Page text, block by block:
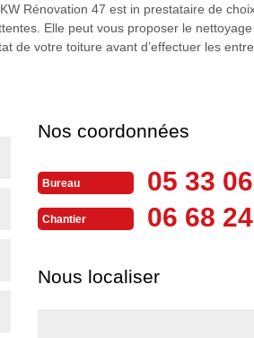
Rénovation 47 est in prestataire de
Elle peut vous proposer le
de votre toiture avant d’effectuer les
Nos coordonnées
Bureau 05 33
Chantier 06 68
Nous localiser